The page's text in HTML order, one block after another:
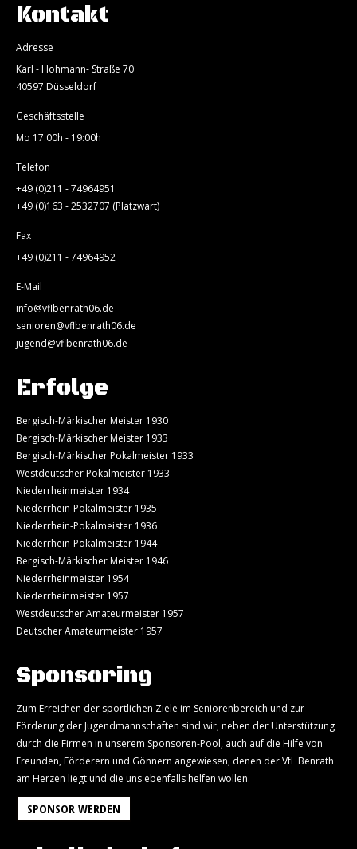
Kontakt
Adresse
Karl - Hohmann- Straße 70
40597 Düsseldorf
Geschäftsstelle
Mo 17:00h - 19:00h
Telefon
+49 (0)211 - 74964951
+49 (0)163 - 2532707 (Platzwart)
Fax
+49 (0)211 - 74964952
E-Mail
info@vflbenrath06.de
senioren@vflbenrath06.de
jugend@vflbenrath06.de
Erfolge
Bergisch-Märkischer Meister 1930
Bergisch-Märkischer Meister 1933
Bergisch-Märkischer Pokalmeister 1933
Westdeutscher Pokalmeister 1933
Niederrheinmeister 1934
Niederrhein-Pokalmeister 1935
Niederrhein-Pokalmeister 1936
Niederrhein-Pokalmeister 1944
Bergisch-Märkischer Meister 1946
Niederrheinmeister 1954
Niederrheinmeister 1957
Westdeutscher Amateurmeister 1957
Deutscher Amateurmeister 1957
Sponsoring
Zum Erreichen der sportlichen Ziele im Seniorenbereich und zur
Förderung der Jugendmannschaften sind wir, neben der Unterstützung
durch die Firmen in unserem Sponsoren-Pool, auch auf die Hilfe von
Freunden, Förderern und Gönnern angewiesen, denen der VfL Benrath
am Herzen liegt und die uns ebenfalls helfen wollen.
SPONSOR WERDEN